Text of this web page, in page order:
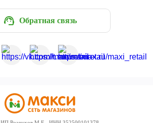
Обратная связь